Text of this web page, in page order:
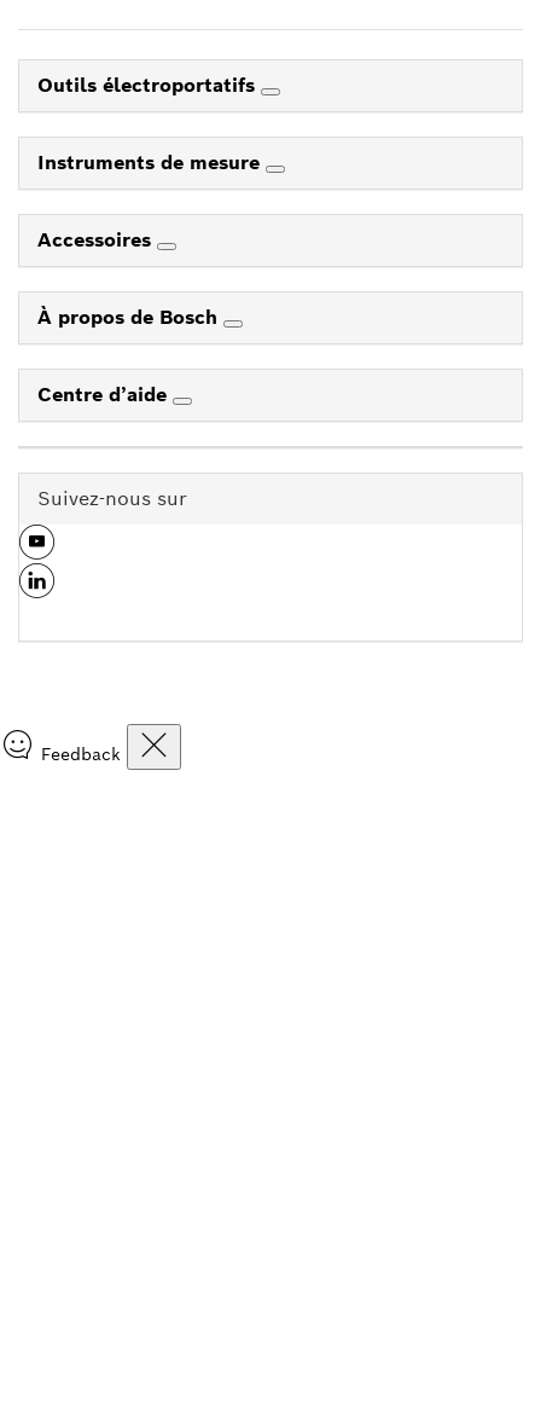
Outils électroportatifs
Instruments de mesure
Accessoires
À propos de Bosch
Centre d’aide
Suivez-nous sur
Feedback